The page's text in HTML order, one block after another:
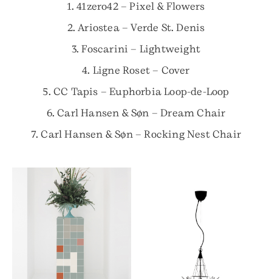
1. 41zero42 – Pixel & Flowers
2. Ariostea – Verde St. Denis
3. Foscarini – Lightweight
4. Ligne Roset – Cover
5. CC Tapis – Euphorbia Loop-de-Loop
6. Carl Hansen & Søn – Dream Chair
7. Carl Hansen & Søn – Rocking Nest Chair